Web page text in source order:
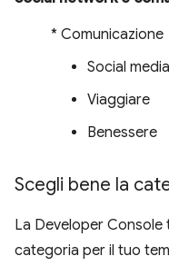
* Comunicazione
Social
Viaggiare
Benessere
Scegli bene la
La Developer
categoria per il tuo